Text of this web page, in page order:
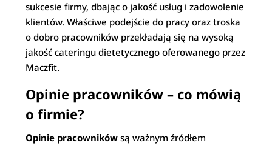
sukcesie firmy, dbając o jakość usług i zadowolenie
klientów. Właściwe podejście do pracy oraz troska
o dobro pracowników przekładają się na wysoką
jakość cateringu dietetycznego oferowanego przez
Maczfit.
Opinie pracowników – co mówią
o firmie?
Opinie pracowników są ważnym źródłem